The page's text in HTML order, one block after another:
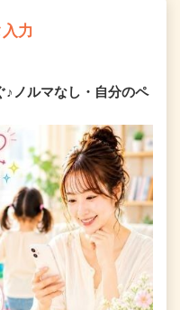
力
♪ノルマなし・自分のペ